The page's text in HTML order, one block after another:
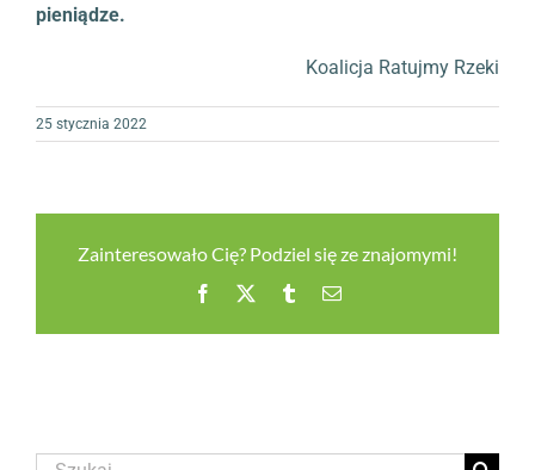
pieniądze.
Koalicja Ratujmy Rzeki
25 stycznia 2022
Zainteresowało Cię? Podziel się ze znajomymi!
Facebook TumblrEmail